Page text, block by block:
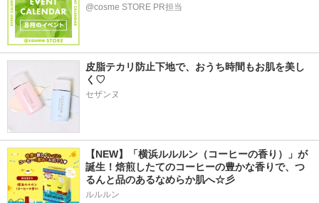
@cosme STORE PR担当
皮脂テカリ防止下地で、おうち時間もお肌を美し
く♡
セザンヌ
【NEW】「横浜ルルルン（コーヒーの香り）」が
誕生！焙煎したてのコーヒーの豊かな香りで、つ
るんと品のあるなめらか肌へ☆彡
ルルルン